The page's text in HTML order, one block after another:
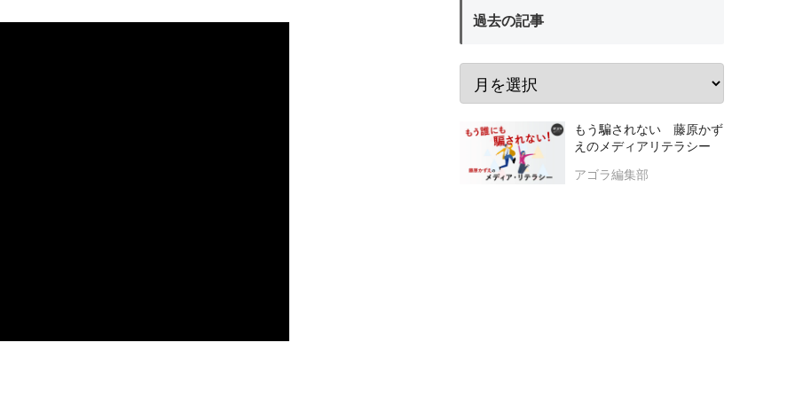
過去の記事
もう騙されない 藤原かず
えのメディアリテラシー
アゴラ編集部